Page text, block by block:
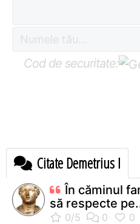
Cod de securitate:
Citate Demetrius I
În căminul
să respecte